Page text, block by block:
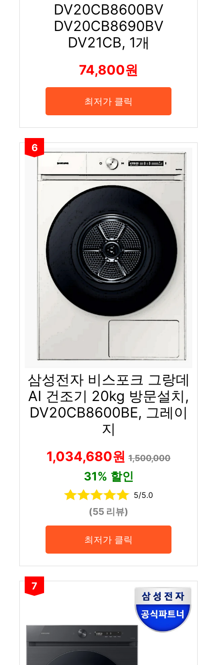
DV20CB8600BV
DV20CB8690BV
DV21CB, 1개
74,800원
최저가 클릭
6
삼성전자 비스포크 그랑데
AI 건조기 20kg 방문설치,
DV20CB8600BE, 그레이
지
1,034,680원 1,500,000
31% 할인
5/5.0
(55 리뷰)
최저가 클릭
7